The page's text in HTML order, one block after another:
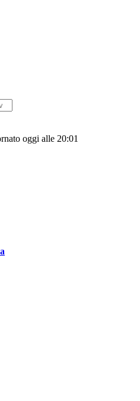
oggi alle 20:01